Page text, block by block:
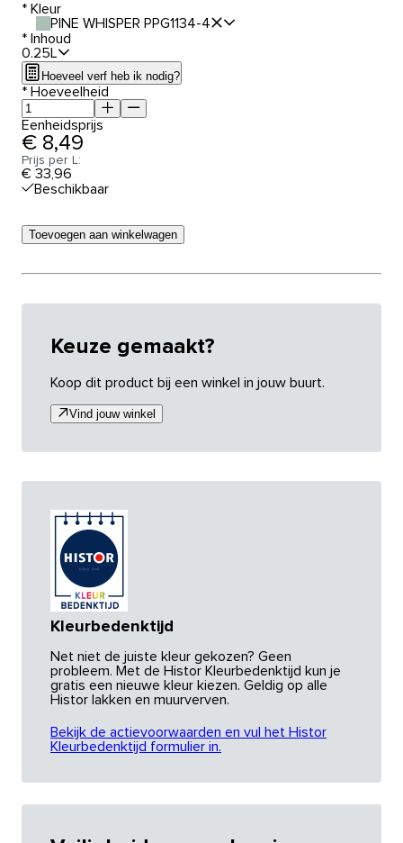
* Kleur
PINE WHISPER PPG1134-4
* Inhoud
0.25L
Hoeveel verf heb ik nodig?
* Hoeveelheid
Eenheidsprijs
€ 8,49
Prijs per L:
€ 33,96
Beschikbaar
Toevoegen aan winkelwagen
Keuze gemaakt?
Koop dit product bij een winkel in jouw buurt.
Vind jouw winkel
Kleurbedenktijd
Net niet de juiste kleur gekozen? Geen
probleem. Met de Histor Kleurbedenktijd kun je
gratis een nieuwe kleur kiezen. Geldig op alle
Histor lakken en muurverven.
Bekijk de actievoorwaarden en vul het Histor
Kleurbedenktijd formulier in.